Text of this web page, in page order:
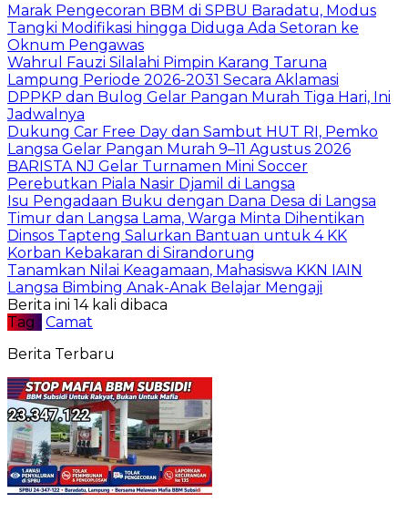
Marak Pengecoran BBM di SPBU Baradatu, Modus
Tangki Modifikasi hingga Diduga Ada Setoran ke
Oknum Pengawas
Wahrul Fauzi Silalahi Pimpin Karang Taruna
Lampung Periode 2026-2031 Secara Aklamasi
DPPKP dan Bulog Gelar Pangan Murah Tiga Hari, Ini
Jadwalnya
Dukung Car Free Day dan Sambut HUT RI, Pemko
Langsa Gelar Pangan Murah 9–11 Agustus 2026
BARISTA NJ Gelar Turnamen Mini Soccer
Perebutkan Piala Nasir Djamil di Langsa
Isu Pengadaan Buku dengan Dana Desa di Langsa
Timur dan Langsa Lama, Warga Minta Dihentikan
Dinsos Tapteng Salurkan Bantuan untuk 4 KK
Korban Kebakaran di Sirandorung
Tanamkan Nilai Keagamaan, Mahasiswa KKN IAIN
Langsa Bimbing Anak-Anak Belajar Mengaji
Berita ini 14 kali dibaca
Tag : Camat
Berita Terbaru